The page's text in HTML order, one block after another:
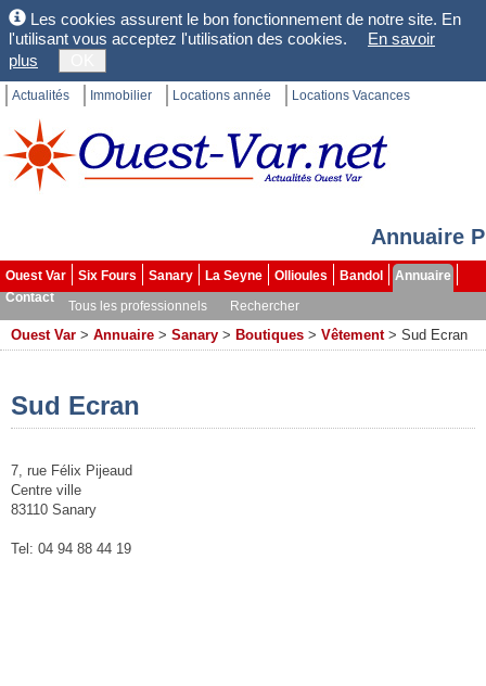
Les cookies assurent le bon fonctionnement de notre site. En
l'utilisant vous acceptez l'utilisation des cookies.
En savoir
plus
Actualités Immobilier Locations année Locations Vacances
Annuaire
Ouest Var Six Fours Sanary La Seyne Ollioules Bandol
Annuaire
Contact
Tous les professionnels Rechercher
Ouest Var > Annuaire > Sanary > Boutiques > Vêtement > Sud Ecran
Sud Ecran
7, rue Félix Pijeaud
Centre ville
83110 Sanary
Tel: 04 94 88 44 19